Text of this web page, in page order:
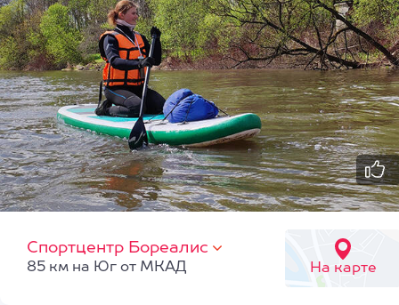
Спортцентр Бореалис
На карте
85 км на Юг от МКАД